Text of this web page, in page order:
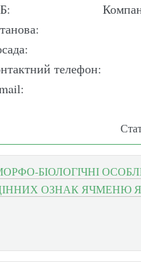
телефон:
БІОЛОГІЧНІ
ОЗНАК ЯЧМЕНЮ